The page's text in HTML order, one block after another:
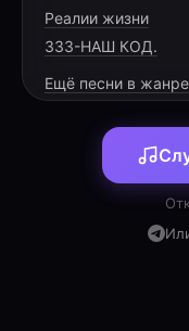
[PRE-CHORUS]
Сквозь
Нам с дороги
Город ждёт,
Реалии жизни
333-НАШ КОД.
Ещё песни в